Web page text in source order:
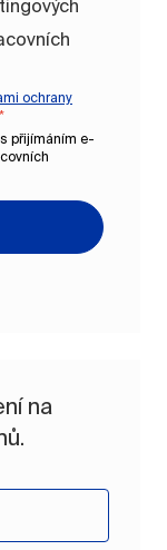
ochrany
*
přijímáním e-
na